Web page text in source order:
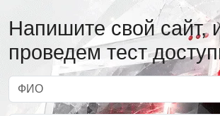
Напишите свой сайт,
проведем тест